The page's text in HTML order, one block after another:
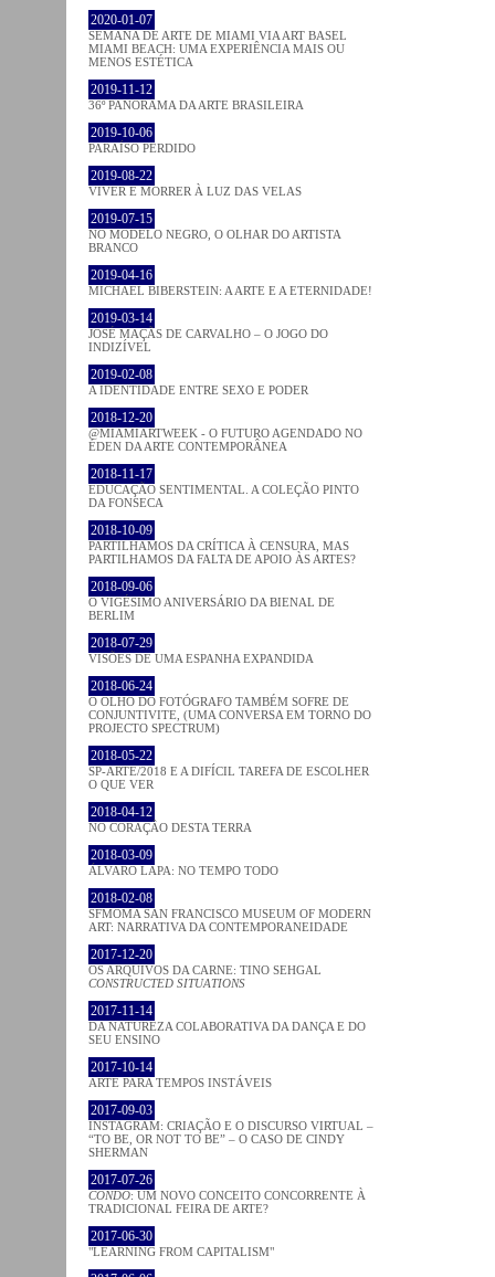
2020-01-07
SEMANA DE ARTE DE MIAMI VIA ART BASEL
MIAMI BEACH: UMA EXPERIÊNCIA MAIS OU
MENOS ESTÉTICA
2019-11-12
36º PANORAMA DA ARTE BRASILEIRA
2019-10-06
PARAÍSO PERDIDO
2019-08-22
VIVER E MORRER À LUZ DAS VELAS
2019-07-15
NO MODELO NEGRO, O OLHAR DO ARTISTA
BRANCO
2019-04-16
MICHAEL BIBERSTEIN: A ARTE E A ETERNIDADE!
2019-03-14
JOSÉ MAÇÃS DE CARVALHO – O JOGO DO
INDIZÍVEL
2019-02-08
A IDENTIDADE ENTRE SEXO E PODER
2018-12-20
@MIAMIARTWEEK - O FUTURO AGENDADO NO
ÉDEN DA ARTE CONTEMPORÂNEA
2018-11-17
EDUCAÇÃO SENTIMENTAL. A COLEÇÃO PINTO
DA FONSECA
2018-10-09
PARTILHAMOS DA CRÍTICA À CENSURA, MAS
PARTILHAMOS DA FALTA DE APOIO ÀS ARTES?
2018-09-06
O VIGÉSIMO ANIVERSÁRIO DA BIENAL DE
BERLIM
2018-07-29
VISÕES DE UMA ESPANHA EXPANDIDA
2018-06-24
O OLHO DO FOTÓGRAFO TAMBÉM SOFRE DE
CONJUNTIVITE, (UMA CONVERSA EM TORNO DO
PROJECTO SPECTRUM)
2018-05-22
SP-ARTE/2018 E A DIFÍCIL TAREFA DE ESCOLHER
O QUE VER
2018-04-12
NO CORAÇÂO DESTA TERRA
2018-03-09
ÁLVARO LAPA: NO TEMPO TODO
2018-02-08
SFMOMA SAN FRANCISCO MUSEUM OF MODERN
ART: NARRATIVA DA CONTEMPORANEIDADE
2017-12-20
OS ARQUIVOS DA CARNE: TINO SEHGAL
CONSTRUCTED SITUATIONS
2017-11-14
DA NATUREZA COLABORATIVA DA DANÇA E DO
SEU ENSINO
2017-10-14
ARTE PARA TEMPOS INSTÁVEIS
2017-09-03
INSTAGRAM: CRIAÇÃO E O DISCURSO VIRTUAL –
“TO BE, OR NOT TO BE” – O CASO DE CINDY
SHERMAN
2017-07-26
CONDO: UM NOVO CONCEITO CONCORRENTE À
TRADICIONAL FEIRA DE ARTE?
2017-06-30
"LEARNING FROM CAPITALISM"